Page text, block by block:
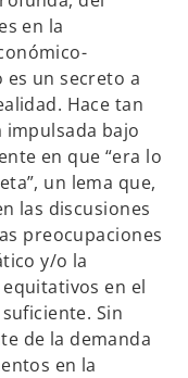
en la
es un secreto a
Hace tan
impulsada bajo
en que “era lo
un lema que,
las discusiones
preocupaciones
y/o la
en el
Sin
de la demanda
en la